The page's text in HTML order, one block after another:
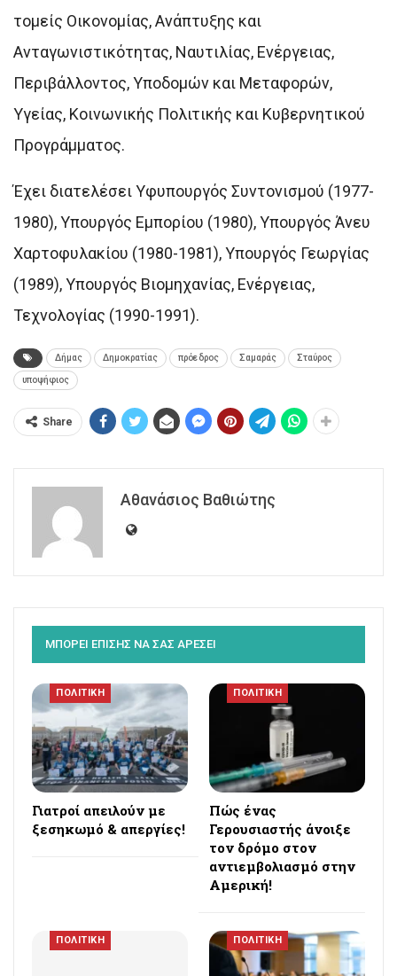
τομείς Οικονομίας, Ανάπτυξης και
Ανταγωνιστικότητας, Ναυτιλίας, Ενέργειας,
Περιβάλλοντος, Υποδομών και Μεταφορών,
Υγείας, Κοινωνικής Πολιτικής και Κυβερνητικού
Προγράμματος.
Έχει διατελέσει Υφυπουργός Συντονισμού (1977-
1980), Υπουργός Εμπορίου (1980), Υπουργός Άνευ
Χαρτοφυλακίου (1980-1981), Υπουργός Γεωργίας
(1989), Υπουργός Βιομηχανίας, Ενέργειας,
Τεχνολογίας (1990-1991).
Δήμας Δημοκρατίας πρόεδρος Σαμαράς Σταύρος
υποψήφιος
Share
Αθανάσιος Βαθιώτης
ΜΠΟΡΕΙ ΕΠΙΣΗΣ ΝΑ ΣΑΣ ΑΡΕΣΕΙ
ΠΟΛΙΤΙΚΗ
Γιατροί απειλούν με
ξεσηκωμό & απεργίες!
ΠΟΛΙΤΙΚΗ
Πώς ένας
Γερουσιαστής άνοιξε
τον δρόμο στον
αντιεμβολιασμό στην
Αμερική!
ΠΟΛΙΤΙΚΗ ΠΟΛΙΤΙΚΗ